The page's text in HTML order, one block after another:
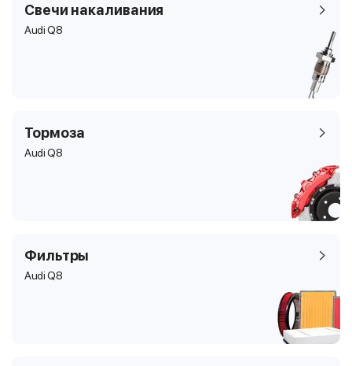
Свечи накаливания
Audi Q8
Тормоза
Audi Q8
Фильтры
Audi Q8